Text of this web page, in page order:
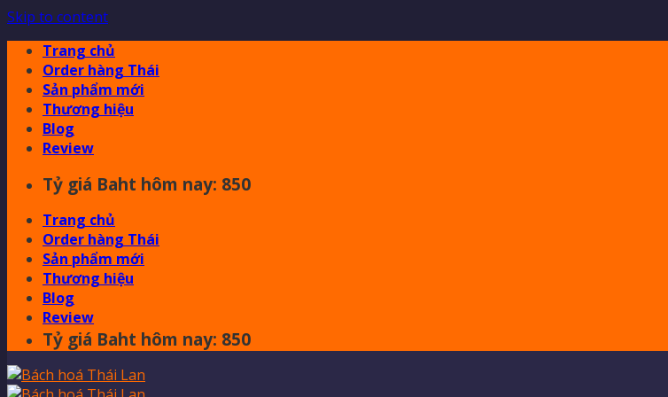
Skip to content
Trang chủ
Order hàng Thái
Sản phẩm mới
Thương hiệu
Blog
Review
Tỷ giá Baht hôm nay: 850
Trang chủ
Order hàng Thái
Sản phẩm mới
Thương hiệu
Blog
Review
Tỷ giá Baht hôm nay: 850